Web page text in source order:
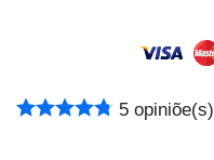
5 opiniõe(s)